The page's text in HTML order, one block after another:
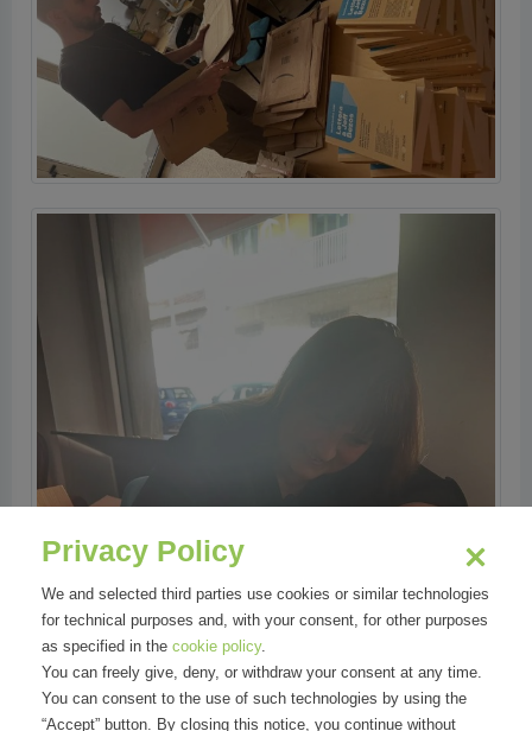
Privacy Policy
We and selected third parties use cookies or similar technologies
for technical purposes and, with your consent, for other purposes
as specified in the cookie policy.
You can freely give, deny, or withdraw your consent at any time.
You can consent to the use of such technologies by using the
“Accept” button. By closing this notice, you continue without